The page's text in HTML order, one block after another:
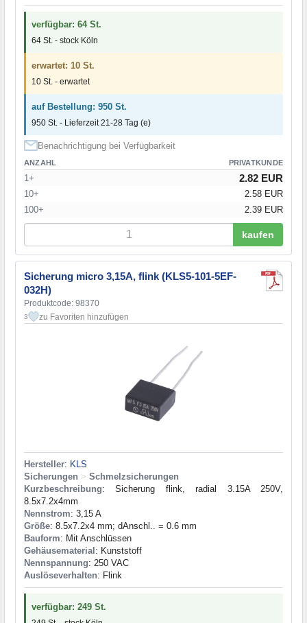
verfügbar: 64 St.
64 St. - stock Köln
erwartet: 10 St.
10 St. - erwartet
auf Bestellung: 950 St.
950 St. - Lieferzeit 21-28 Tag (e)
Benachrichtigung bei Verfügbarkeit
ANZAHL PRIVATKUNDE
1+ 2.82 EUR
10+
2.58 EUR
100+
2.39 EUR
kaufen
Sicherung micro 3,15A, flink (KLS5-101-5EF-
032H)
Produktcode: 98370
3 zu Favoriten hinzufügen
Hersteller: KLS
Sicherungen > Schmelzsicherungen
Kurzbeschreibung: Sicherung flink, radial 3.15A 250V,
8.5x7.2x4mm
Nennstrom: 3,15 A
Größe: 8.5x7.2x4 mm; dAnschl.. = 0.6 mm
Bauform: Mit Anschlüssen
Gehäusematerial : Kunststoff
Nennspannung: 250 VAC
Auslöseverhalten: Flink
verfügbar: 249 St.